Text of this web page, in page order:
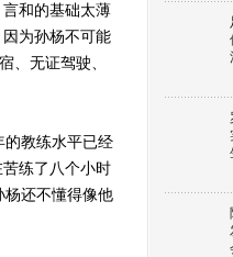
和的基础太薄
为孙杨不可能
、无证驾驶、
教练水平已经
练了八个小时
杨还不懂得像他